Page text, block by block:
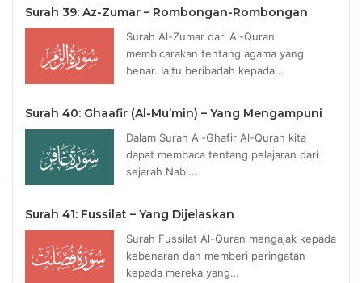
Surah 39: Az-Zumar – Rombongan-Rombongan
Surah Al-Zumar dari Al-Quran
membicarakan tentang agama yang
benar. Iaitu beribadah kepada…
Surah 40: Ghaafir (Al-Mu’min) – Yang Mengampuni
Dalam Surah Al-Ghafir Al-Quran kita
dapat membaca tentang pelajaran dari
sejarah Nabi…
Surah 41: Fussilat – Yang Dijelaskan
Surah Fussilat Al-Quran mengajak kepada
kebenaran dan memberi peringatan
kepada mereka yang…